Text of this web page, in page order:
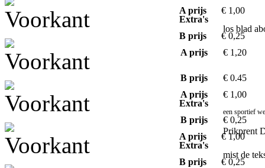
Extra's
los blad
A prijs € 1,00
B prijs
€ 0,25
A prijs
€ 1,20
B prijs € 0.45
Extra's
een sportief
Prikprent
A prijs € 1,00
B prijs € 0,25
Extra's
mist de
A prijs € 1,00
B prijs
€ 0,25